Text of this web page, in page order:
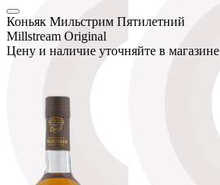
Коньяк Мильстрим Пятилетний
Millstream Original
Цену и наличие уточняйте в магазине